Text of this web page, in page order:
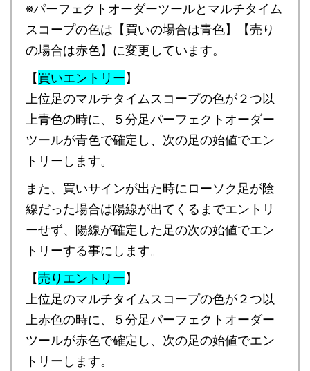
※パーフェクトオーダーツールとマルチタイム
スコープの色は【買いの場合は青色】【売り
の場合は赤色】に変更しています。
【買いエントリー】
上位足のマルチタイムスコープの色が２つ以
上青色の時に、５分足パーフェクトオーダー
ツールが青色で確定し、次の足の始値でエン
トリーします。
また、買いサインが出た時にローソク足が陰
線だった場合は陽線が出てくるまでエントリ
ーせず、陽線が確定した足の次の始値でエン
トリーする事にします。
【売りエントリー】
上位足のマルチタイムスコープの色が２つ以
上赤色の時に、５分足パーフェクトオーダー
ツールが赤色で確定し、次の足の始値でエン
トリーします。